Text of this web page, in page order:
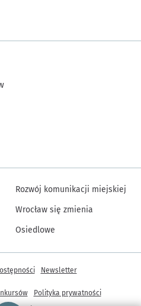
Rozwój komunikacji miejskiej
Wrocław się zmienia
Osiedlowe
Newsletter
Polityka prywatności